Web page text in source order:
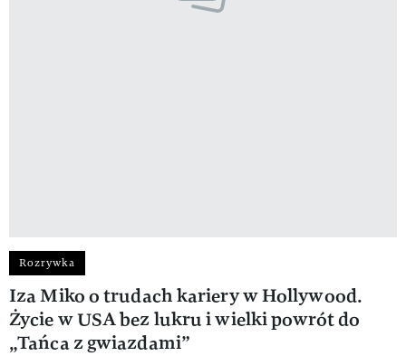
Rozrywka
Iza Miko o trudach kariery w Hollywood.
Życie w USA bez lukru i wielki powrót do
„Tańca z gwiazdami”